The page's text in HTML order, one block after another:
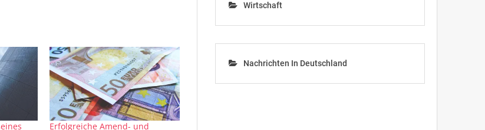
Erfolgreiche Amend- und
Wirtschaft
Nachrichten In Deutschland